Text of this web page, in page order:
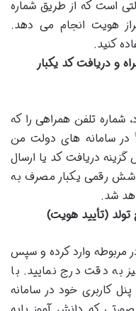
است که از طریق شماره
هویت انجام می دهد.
کنید.
و دریافت کد یکبار
تلفن همراهی را که
در سامانه های دولت من
دریافت کد یا ارسال
شش رقمی یکبار مصرف به
شد.
مربوطه وارد کرده و سپس
به دقت درج نمایید. با
کاربری خود در سامانه